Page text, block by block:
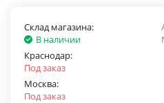
Склад магазина:
В наличии
Краснодар:
Под заказ
Москва:
Под заказ